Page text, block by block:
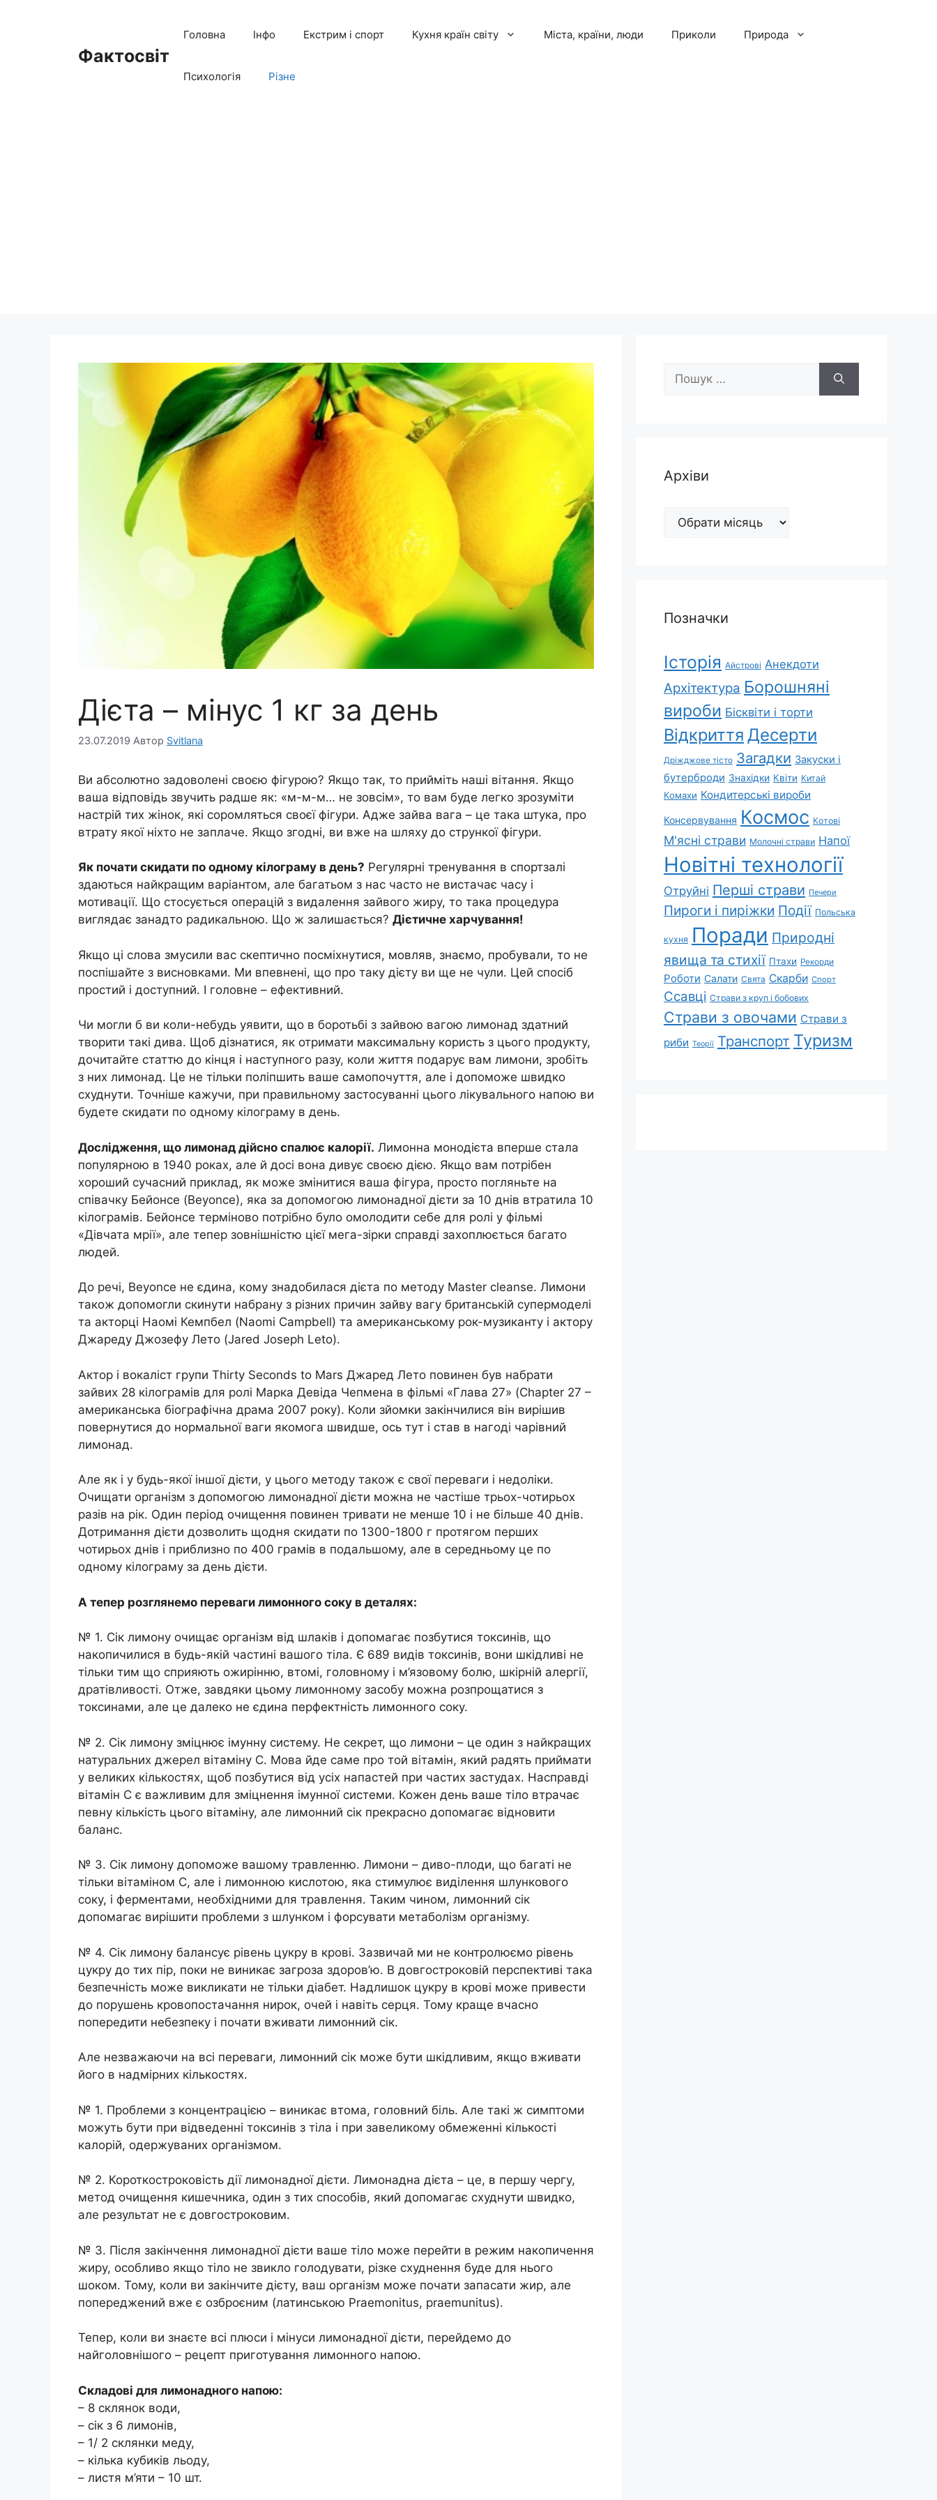
Фактосвіт
Головна Інфо Екстрим і спорт Кухня країн світу Міста, країни, люди Приколи Природа
Психологія Різне
Дієта – мінус 1 кг за день
23.07.2019 Автор Svitlana
Ви абсолютно задоволені своєю фігурою? Якщо так, то прийміть наші вітання. Якщо
ваша відповідь звучить радше як: «м-м-м… не зовсім», то вам буде легко зрозуміти
настрій тих жінок, які соромляться своєї фігури. Адже зайва вага – це така штука, про
втрату якої ніхто не заплаче. Якщо згодні, ви вже на шляху до стрункої фігури.
Як почати скидати по одному кілограму в день? Регулярні тренування в спортзалі
здаються найкращим варіантом, але багатьом з нас часто не вистачає часу і
мотивації. Що стосується операцій з видалення зайвого жиру, то така процедура
виглядає занадто радикальною. Що ж залишається? Дієтичне харчування!
Якщо ці слова змусили вас скептично посміхнутися, мовляв, знаємо, пробували, то не
поспішайте з висновками. Ми впевнені, що про таку дієту ви ще не чули. Цей спосіб
простий і доступний. І головне – ефективний.
Чи могли б ви коли-небудь уявити, що в боротьбі з зайвою вагою лимонад здатний
творити такі дива. Щоб дізнатися, як отримати максимальну користь з цього продукту,
дочитайте статтю до кінця і наступного разу, коли життя подарує вам лимони, зробіть
з них лимонад. Це не тільки поліпшить ваше самопочуття, але і допоможе швидко
схуднути. Точніше кажучи, при правильному застосуванні цього лікувального напою ви
будете скидати по одному кілограму в день.
Дослідження, що лимонад дійсно спалює калорії. Лимонна монодієта вперше стала
популярною в 1940 роках, але й досі вона дивує своєю дією. Якщо вам потрібен
хороший сучасний приклад, як може змінитися ваша фігура, просто погляньте на
співачку Бейонсе (Beyonce), яка за допомогою лимонадної дієти за 10 днів втратила 10
кілограмів. Бейонсе терміново потрібно було омолодити себе для ролі у фільмі
«Дівчата мрії», але тепер зовнішністю цієї мега-зірки справді захоплюється багато
людей.
До речі, Beyonce не єдина, кому знадобилася дієта по методу Master cleanse. Лимони
також допомогли скинути набрану з різних причин зайву вагу британській супермоделі
та акторці Наомі Кемпбел (Naomi Campbell) та американському рок-музиканту і актору
Джареду Джозефу Лето (Jared Joseph Leto).
Актор і вокаліст групи Thirty Seconds to Mars Джаред Лето повинен був набрати
зайвих 28 кілограмів для ролі Марка Девіда Чепмена в фільмі «Глава 27» (Chapter 27 –
американська біографічна драма 2007 року). Коли зйомки закінчилися він вирішив
повернутися до нормальної ваги якомога швидше, ось тут і став в нагоді чарівний
лимонад.
Але як і у будь-якої іншої дієти, у цього методу також є свої переваги і недоліки.
Очищати організм з допомогою лимонадної дієти можна не частіше трьох-чотирьох
разів на рік. Один період очищення повинен тривати не менше 10 і не більше 40 днів.
Дотримання дієти дозволить щодня скидати по 1300-1800 г протягом перших
чотирьох днів і приблизно по 400 грамів в подальшому, але в середньому це по
одному кілограму за день дієти.
А тепер розглянемо переваги лимонного соку в деталях:
№ 1. Сік лимону очищає організм від шлаків і допомагає позбутися токсинів, що
накопичилися в будь-якій частині вашого тіла. Є 689 видів токсинів, вони шкідливі не
тільки тим що сприяють ожирінню, втомі, головному і м’язовому болю, шкірній алергії,
дратівливості. Отже, завдяки цьому лимонному засобу можна розпрощатися з
токсинами, але це далеко не єдина перфектність лимонного соку.
№ 2. Сік лимону зміцнює імунну систему. Не секрет, що лимони – це один з найкращих
натуральних джерел вітаміну C. Мова йде саме про той вітамін, який радять приймати
у великих кількостях, щоб позбутися від усіх напастей при частих застудах. Насправді
вітамін C є важливим для зміцнення імунної системи. Кожен день ваше тіло втрачає
певну кількість цього вітаміну, але лимонний сік прекрасно допомагає відновити
баланс.
№ 3. Сік лимону допоможе вашому травленню. Лимони – диво-плоди, що багаті не
тільки вітаміном C, але і лимонною кислотою, яка стимулює виділення шлункового
соку, і ферментами, необхідними для травлення. Таким чином, лимонний сік
допомагає вирішити проблеми з шлунком і форсувати метаболізм організму.
№ 4. Сік лимону балансує рівень цукру в крові. Зазвичай ми не контролюємо рівень
цукру до тих пір, поки не виникає загроза здоров’ю. В довгостроковій перспективі така
безпечність може викликати не тільки діабет. Надлишок цукру в крові може привести
до порушень кровопостачання нирок, очей і навіть серця. Тому краще вчасно
попередити небезпеку і почати вживати лимонний сік.
Але незважаючи на всі переваги, лимонний сік може бути шкідливим, якщо вживати
його в надмірних кількостях.
№ 1. Проблеми з концентрацією – виникає втома, головний біль. Але такі ж симптоми
можуть бути при відведенні токсинів з тіла і при завеликому обмеженні кількості
калорій, одержуваних організмом.
№ 2. Короткостроковість дії лимонадної дієти. Лимонадна дієта – це, в першу чергу,
метод очищення кишечника, один з тих способів, який допомагає схуднути швидко,
але результат не є довгостроковим.
№ 3. Після закінчення лимонадної дієти ваше тіло може перейти в режим накопичення
жиру, особливо якщо тіло не звикло голодувати, різке схуднення буде для нього
шоком. Тому, коли ви закінчите дієту, ваш організм може почати запасати жир, але
попереджений вже є озброєним (латинською Praemonitus, praemunitus).
Тепер, коли ви знаєте всі плюси і мінуси лимонадної дієти, перейдемо до
найголовнішого – рецепт приготування лимонного напою.
Складові для лимонадного напою:
– 8 склянок води,
– сік з 6 лимонів,
– 1/ 2 склянки меду,
– кілька кубиків льоду,
– листя м’яти – 10 шт.
Пошук:
Архіви
Архіви
Позначки
Історія Айстрові Анекдоти
Архітектура Борошняні
вироби Бісквіти і торти
Відкриття Десерти
Дріжджове тісто Загадки Закуски і
бутерброди Знахідки Квіти Китай
Комахи Кондитерські вироби
Консервування Космос Котові
М'ясні страви Молочні страви Напої
Новітні технології
Отруйні Перші страви Печери
Пироги і пиріжки Події Польська
кухня Поради Природні
явища та стихії Птахи Рекорди
Роботи Салати Свята Скарби Спорт
Ссавці Страви з круп і бобових
Страви з овочами Страви з
риби Теорії Транспорт Туризм